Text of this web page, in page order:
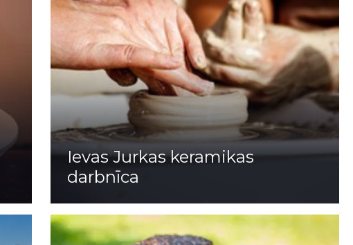
Ievas Jurkas keramikas
darbnīca